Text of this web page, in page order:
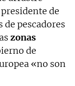
de
de pescadores
zonas
de
«no son